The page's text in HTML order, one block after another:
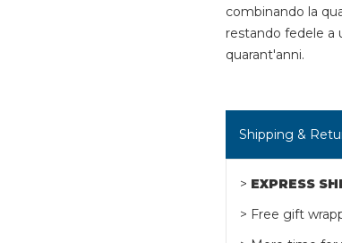
combinando la
restando fedele a
quarant'anni.
Shipping &
> EXPRESS
> Free gift